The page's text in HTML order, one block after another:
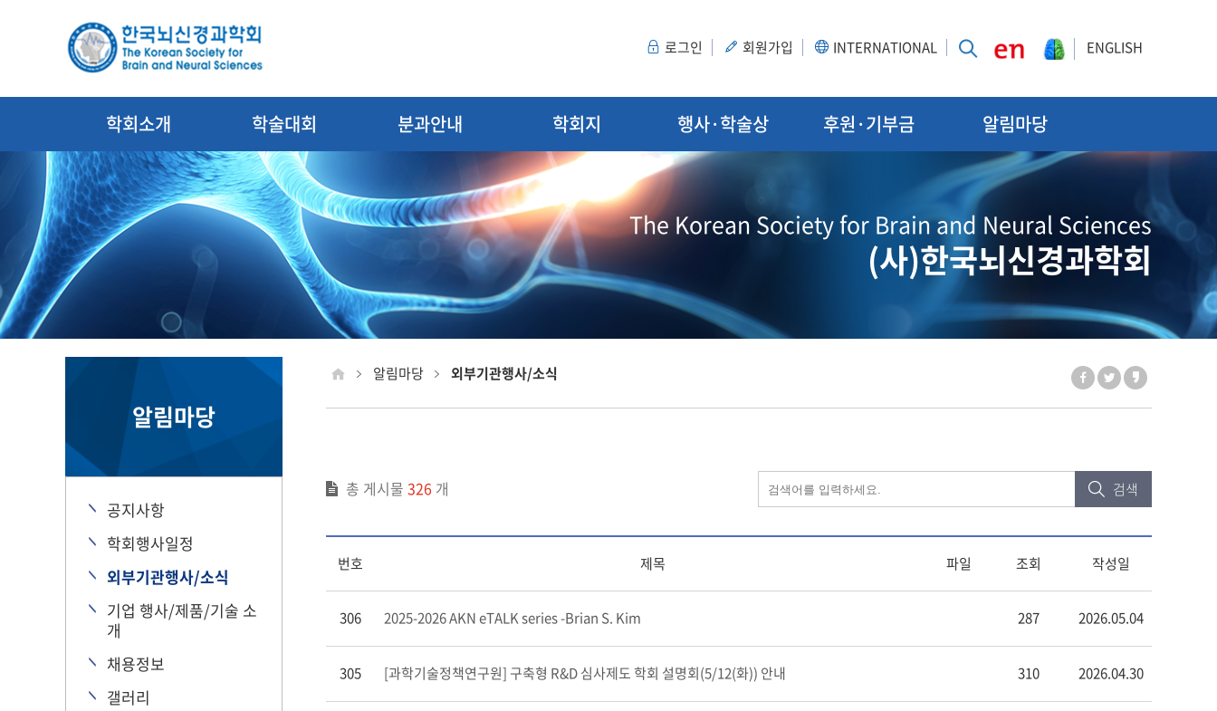
로그인 회원가입 INTERNATIONAL ENGLISH
학회소개 학술대회 분과안내 학회지 행사·학술상 후원·기부금 알림마당
The Korean Society for Brain and Neural Sciences
(사)한국뇌신경과학회
알림마당
공지사항
학회행사일정
외부기관행사/소식
기업 행사/제품/기술 소
개
채용정보
갤러리
알림마당 외부기관행사/소식
총 게시물 326 개 검색
번호 제목 파일 조회 작성일
306 2025-2026 AKN eTALK series -Brian S. Kim 287 2026.05.04
305 [과학기술정책연구원] 구축형 R&D 심사제도 학회 설명회(5/12(화)) 안내 310 2026.04.30